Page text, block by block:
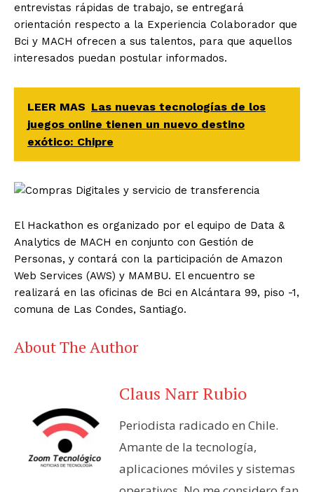
entrevistas rápidas de trabajo, se entregará
orientación respecto a la Experiencia Colaborador que
Bci y MACH ofrecen a sus talentos, para que aquellos
interesados puedan postular informados.
LEER MAS Las nuevas tecnologías de los
juegos online tienen un nuevo destino
exótico: Chipre
El Hackathon es organizado por el equipo de Data &
Analytics de MACH en conjunto con Gestión de
Personas, y contará con la participación de Amazon
Web Services (AWS) y MAMBU. El encuentro se
realizará en las oficinas de Bci en Alcántara 99, piso -1,
comuna de Las Condes, Santiago.
About The Author
Claus Narr Rubio
Periodista radicado en Chile.
Amante de la tecnología,
aplicaciones móviles y sistemas